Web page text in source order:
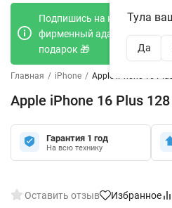
Тула
Да
Подпишись на наш
фирменный адаптер Type-C
подарок 🎁
Главная / iPhone / Apple iPhone 16
Apple iPhone 16 Plus
Гарантия 1 год
На всю технику
Оставить отзыв Избранное